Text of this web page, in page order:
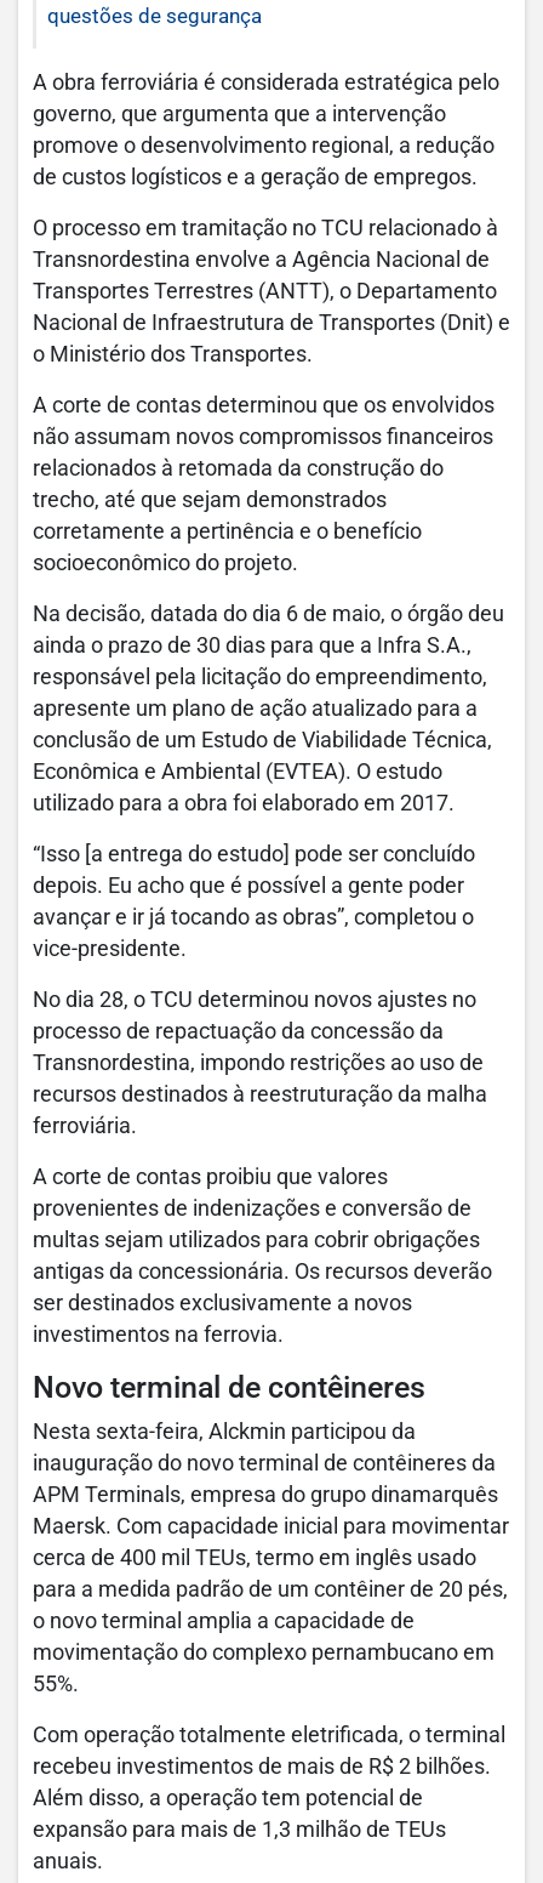
questões de segurança
A obra ferroviária é considerada estratégica pelo
governo, que argumenta que a intervenção
promove o desenvolvimento regional, a redução
de custos logísticos e a geração de empregos.
O processo em tramitação no TCU relacionado à
Transnordestina envolve a Agência Nacional de
Transportes Terrestres (ANTT), o Departamento
Nacional de Infraestrutura de Transportes (Dnit) e
o Ministério dos Transportes.
A corte de contas determinou que os envolvidos
não assumam novos compromissos financeiros
relacionados à retomada da construção do
trecho, até que sejam demonstrados
corretamente a pertinência e o benefício
socioeconômico do projeto.
Na decisão, datada do dia 6 de maio, o órgão deu
ainda o prazo de 30 dias para que a Infra S.A.,
responsável pela licitação do empreendimento,
apresente um plano de ação atualizado para a
conclusão de um Estudo de Viabilidade Técnica,
Econômica e Ambiental (EVTEA). O estudo
utilizado para a obra foi elaborado em 2017.
“Isso [a entrega do estudo] pode ser concluído
depois. Eu acho que é possível a gente poder
avançar e ir já tocando as obras”, completou o
vice-presidente.
No dia 28, o TCU determinou novos ajustes no
processo de repactuação da concessão da
Transnordestina, impondo restrições ao uso de
recursos destinados à reestruturação da malha
ferroviária.
A corte de contas proibiu que valores
provenientes de indenizações e conversão de
multas sejam utilizados para cobrir obrigações
antigas da concessionária. Os recursos deverão
ser destinados exclusivamente a novos
investimentos na ferrovia.
Novo terminal de contêineres
Nesta sexta-feira, Alckmin participou da
inauguração do novo terminal de contêineres da
APM Terminals, empresa do grupo dinamarquês
Maersk. Com capacidade inicial para movimentar
cerca de 400 mil TEUs, termo em inglês usado
para a medida padrão de um contêiner de 20 pés,
o novo terminal amplia a capacidade de
movimentação do complexo pernambucano em
55%.
Com operação totalmente eletrificada, o terminal
recebeu investimentos de mais de R$ 2 bilhões.
Além disso, a operação tem potencial de
expansão para mais de 1,3 milhão de TEUs
anuais.